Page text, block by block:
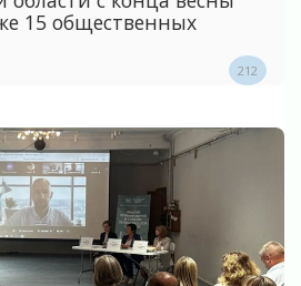
15 общественных
212